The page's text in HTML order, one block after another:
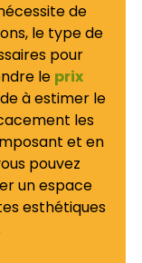
de
le type de
pour
le prix
à estimer le
les
et en
pouvez
un espace
esthétiques